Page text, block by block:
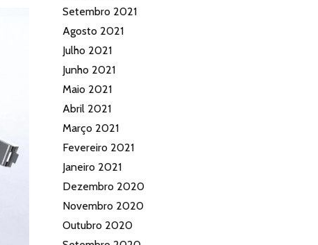
Setembro 2021
Agosto 2021
Julho 2021
Junho 2021
Maio 2021
Abril 2021
Março 2021
Fevereiro 2021
Janeiro 2021
Dezembro 2020
Novembro 2020
Outubro 2020